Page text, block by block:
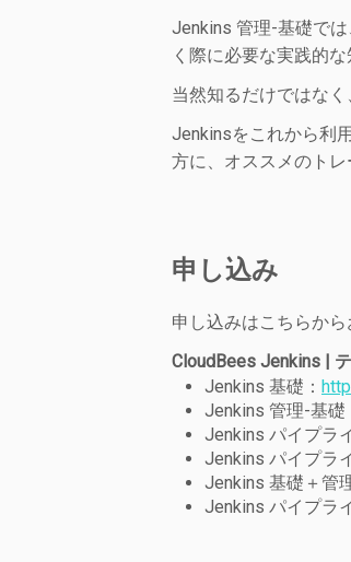
Jenkins 管理-基礎で
く際に必要な実践的
当然知るだけではな
Jenkinsをこれから利
方に、オススメのトレ
申し込み
申し込みはこちらから
CloudBees Jenkins |
Jenkins 基礎：
Jenkins 管理-基礎
Jenkins パイプラ
Jenkins パイプラ
Jenkins 基礎＋管
Jenkins パイプラ